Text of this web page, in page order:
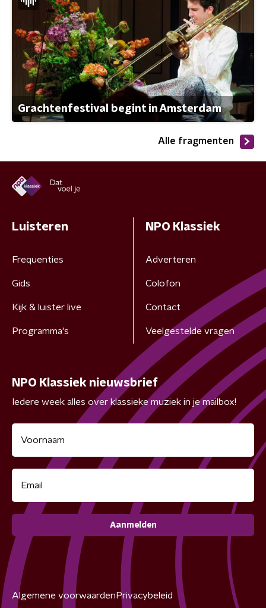
Grachtenfestival begint in Amsterdam
Alle fragmenten
Luisteren
Frequenties
Gids
Kijk & luister live
Programma's
NPO Klassiek
Adverteren
Colofon
Contact
Veelgestelde vragen
NPO Klassiek nieuwsbrief
Iedere week alles over klassieke muziek in je mailbox!
Aanmelden
Algemene voorwaarden Privacybeleid